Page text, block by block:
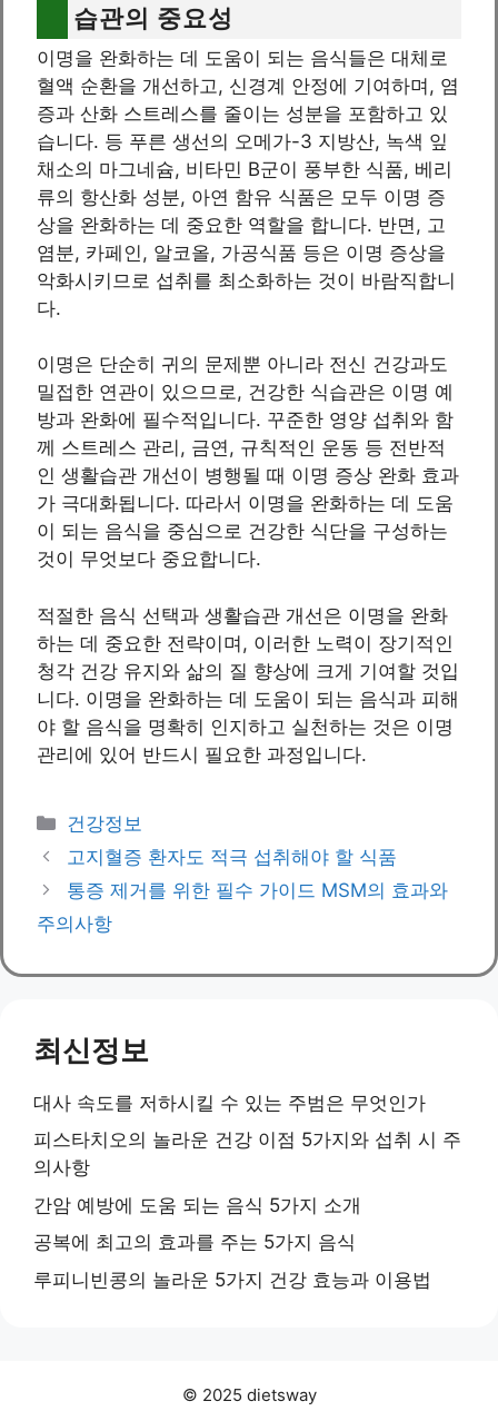
습관의 중요성
이명을 완화하는 데 도움이 되는 음식들은 대체로
혈액 순환을 개선하고, 신경계 안정에 기여하며, 염
증과 산화 스트레스를 줄이는 성분을 포함하고 있
습니다. 등 푸른 생선의 오메가-3 지방산, 녹색 잎
채소의 마그네슘, 비타민 B군이 풍부한 식품, 베리
류의 항산화 성분, 아연 함유 식품은 모두 이명 증
상을 완화하는 데 중요한 역할을 합니다. 반면, 고
염분, 카페인, 알코올, 가공식품 등은 이명 증상을
악화시키므로 섭취를 최소화하는 것이 바람직합니
다.
이명은 단순히 귀의 문제뿐 아니라 전신 건강과도
밀접한 연관이 있으므로, 건강한 식습관은 이명 예
방과 완화에 필수적입니다. 꾸준한 영양 섭취와 함
께 스트레스 관리, 금연, 규칙적인 운동 등 전반적
인 생활습관 개선이 병행될 때 이명 증상 완화 효과
가 극대화됩니다. 따라서 이명을 완화하는 데 도움
이 되는 음식을 중심으로 건강한 식단을 구성하는
것이 무엇보다 중요합니다.
적절한 음식 선택과 생활습관 개선은 이명을 완화
하는 데 중요한 전략이며, 이러한 노력이 장기적인
청각 건강 유지와 삶의 질 향상에 크게 기여할 것입
니다. 이명을 완화하는 데 도움이 되는 음식과 피해
야 할 음식을 명확히 인지하고 실천하는 것은 이명
관리에 있어 반드시 필요한 과정입니다.
Categories
건강정보
고지혈증 환자도 적극 섭취해야 할 식품
통증 제거를 위한 필수 가이드 MSM의 효과와
주의사항
최신정보
대사 속도를 저하시킬 수 있는 주범은 무엇인가
피스타치오의 놀라운 건강 이점 5가지와 섭취 시 주
의사항
간암 예방에 도움 되는 음식 5가지 소개
공복에 최고의 효과를 주는 5가지 음식
루피니빈콩의 놀라운 5가지 건강 효능과 이용법
© 2025 dietsway